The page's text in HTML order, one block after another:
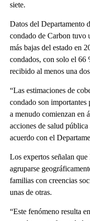
siete.
Datos del Departamento
condado de Carbon tuvo
más bajas del estado en
condados, con solo el 66
recibido al menos una
“Las estimaciones de
condado son importantes
a menudo comienzan en
acciones de salud
acuerdo con el
Los expertos señalan que
agruparse
familias con creencias
unas de otras.
“Este fenómeno resulta